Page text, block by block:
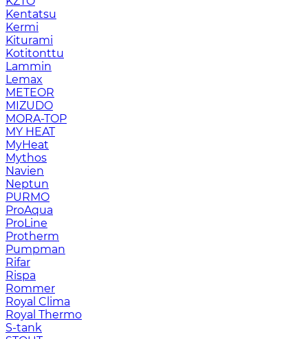
Kentatsu
Kermi
Kiturami
Kotitonttu
Lammin
Lemax
METEOR
MIZUDO
MORA-TOP
MY HEAT
MyHeat
Mythos
Navien
Neptun
PURMO
ProAqua
ProLine
Protherm
Pumpman
Rifar
Rispa
Rommer
Royal Clima
Royal Thermo
S-tank